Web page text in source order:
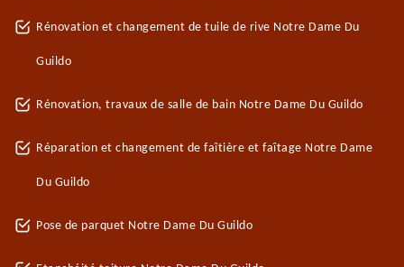
Rénovation et changement de tuile de rive Notre Dame Du
Guildo
Rénovation, travaux de salle de bain Notre Dame Du Guildo
Réparation et changement de faîtière et faîtage Notre Dame
Du Guildo
Pose de parquet Notre Dame Du Guildo